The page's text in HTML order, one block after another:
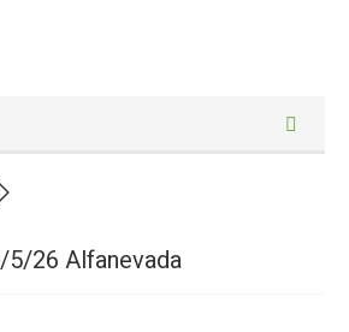
5/26 Alfanevada